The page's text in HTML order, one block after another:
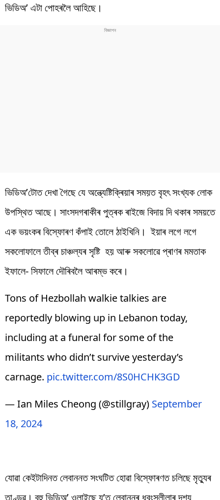
ভিডিঅ’ এটা পোহৰলৈ আহিছে।
ভিডিঅ’টোত দেখা গৈছে যে অন্ত্যেষ্টিক্ৰিয়াৰ সময়ত বৃহৎ সংখ্যক লোক
উপস্থিত আছে। সাংসদগৰাকীৰ পুত্ৰক ৰাইজে বিদায় দি থকাৰ সময়তে
এক ভয়ংকৰ বিস্ফোৰণ কঁপাই তোলে ঠাইখিনি। ইয়াৰ লগে লগে
সকলোফালে তীব্ৰ চাঞ্চল্যৰ সৃষ্টি হয় আৰু সকলোৱে প্ৰাণৰ মমতাক
ইফালে- সিফালে দৌৰিবলৈ আৰম্ভ কৰে।
Tons of Hezbollah walkie talkies are
reportedly blowing up in Lebanon today,
including at a funeral for some of the
militants who didn’t survive yesterday’s
carnage. pic.twitter.com/8S0HCHK3GD
— Ian Miles Cheong (@stillgray) September
18, 2024
যোৱা কেইটাদিনত লেবাননত সংঘটিত হোৱা বিস্ফোৰণত চলিছে মৃত্যুৰ
তাণ্ডৱ। বহু ভিডিঅ’ ওলাইছে য’ত লেবাননৰ ধ্বংসলীলাৰ দৃশ্য